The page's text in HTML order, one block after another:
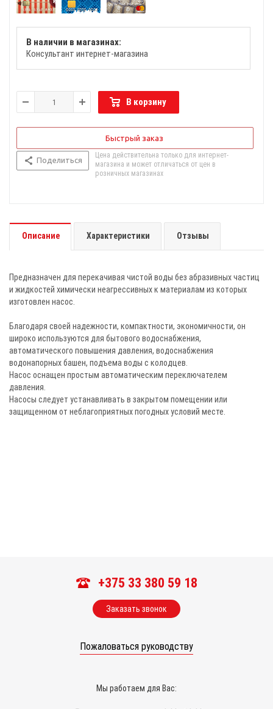
В наличии в магазинах:
Консультант интернет-магазина
В корзину
Быстрый заказ
Поделиться
Цена действительна только для интернет-
магазина и может отличаться от цен в
розничных магазинах
Описание Характеристики Отзывы
Предназначен для перекачивая чистой воды без абразивных частиц
и жидкостей химически неагрессивных к материалам из которых
изготовлен насос.
Благодаря своей надежности, компактности, экономичности, он
широко используются для бытового водоснабжения,
автоматического повышения давления, водоснабжения
водонапорных башен, подъема воды с колодцев.
Насос оснащен простым автоматическим переключателем
давления.
Насосы следует устанавливать в закрытом помещении или
защищенном от неблагоприятных погодных условий месте.
+375 33 380 59 18
Заказать звонок
Пожаловаться руководству
Мы работаем для Вас: